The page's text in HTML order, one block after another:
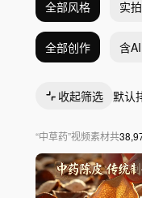
全部风格 实
全部创作 含AI
收起筛选 默认
“中草药”视频素材共